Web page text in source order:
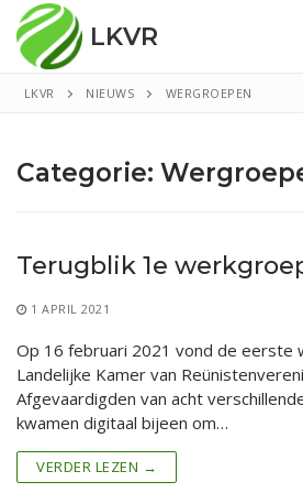
naar
inhoud
LKVR
Home
Reünistenverenigingen
LKVR NIEUWS WERGROEPEN
Categorie:
Terugblik 1e
1 APRIL 2021
Op 16 februari 2021 vond de eerste
Landelijke Kamer van
Afgevaardigden van acht
kwamen digitaal bijeen om…
VERDER LEZEN →